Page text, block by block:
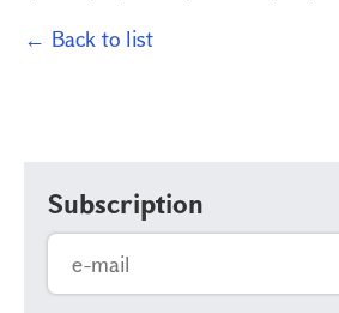
← Back to list
Subscription